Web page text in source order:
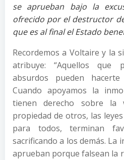
se aprueban bajo la
ofrecido por el destructor
que es al final el Estado
Recordemos a Voltaire y la
atribuye: “Aquellos que
absurdos pueden hacerte
Cuando apoyamos la
tienen derecho sobre
propiedad de otros, las
para todos, terminan
sacrificando a los demás. La
aprueban porque falsean la